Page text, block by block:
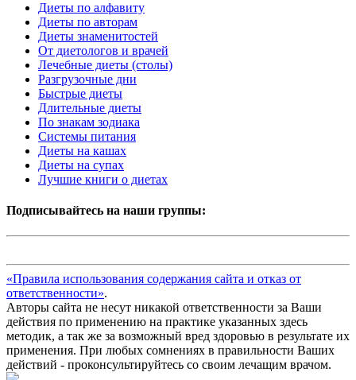
Диеты по алфавиту
Диеты по авторам
Диеты знаменитостей
От диетологов и врачей
Лечебные диеты (столы)
Разгрузочные дни
Быстрые диеты
Длительные диеты
По знакам зодиака
Системы питания
Диеты на кашах
Диеты на супах
Лучшие книги о диетах
Подписывайтесь на наши группы:
«Правила использования содержания сайта и отказ от
ответственности».
Авторы сайта не несут никакой ответственности за Ваши
действия по применению на практике указанных здесь
методик, а так же за возможный вред здоровью в результате их
применения. При любых сомнениях в правильности Ваших
действий - проконсультируйтесь со своим лечащим врачом.